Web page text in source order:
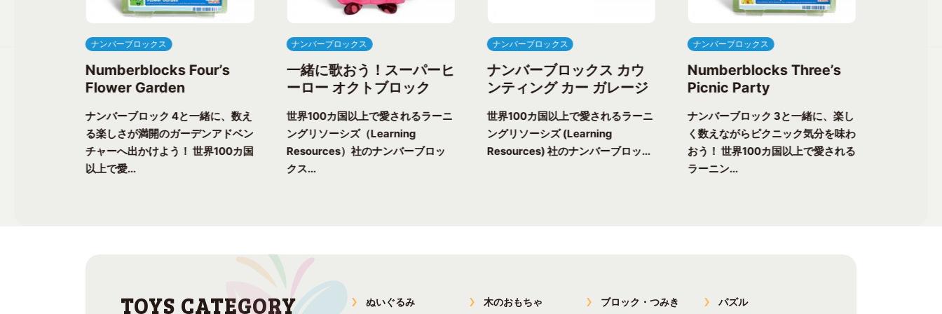
ナンバーブロックス
Numberblocks Four’s
Flower Garden
ナンバーブロック 4と一緒に、数え
る楽しさが満開のガーデンアドベン
チャーへ出かけよう！ 世界100カ国
以上で愛...
ナンバーブロックス
一緒に歌おう！スーパーヒ
ーロー オクトブロック
世界100カ国以上で愛されるラーニ
ングリソーシズ（Learning
Resources）社のナンバーブロッ
クス...
ナンバーブロックス
ナンバーブロックス カウ
ンティング カー ガレージ
世界100カ国以上で愛されるラーニ
ングリソーシズ (Learning
Resources) 社のナンバーブロッ...
ナンバーブロックス
Numberblocks Three’s
Picnic Party
ナンバーブロック 3と一緒に、楽し
く数えながらピクニック気分を味わ
おう！ 世界100カ国以上で愛される
ラーニン...
ぬいぐるみ 木のおもちゃ ブロック・つみき パズル